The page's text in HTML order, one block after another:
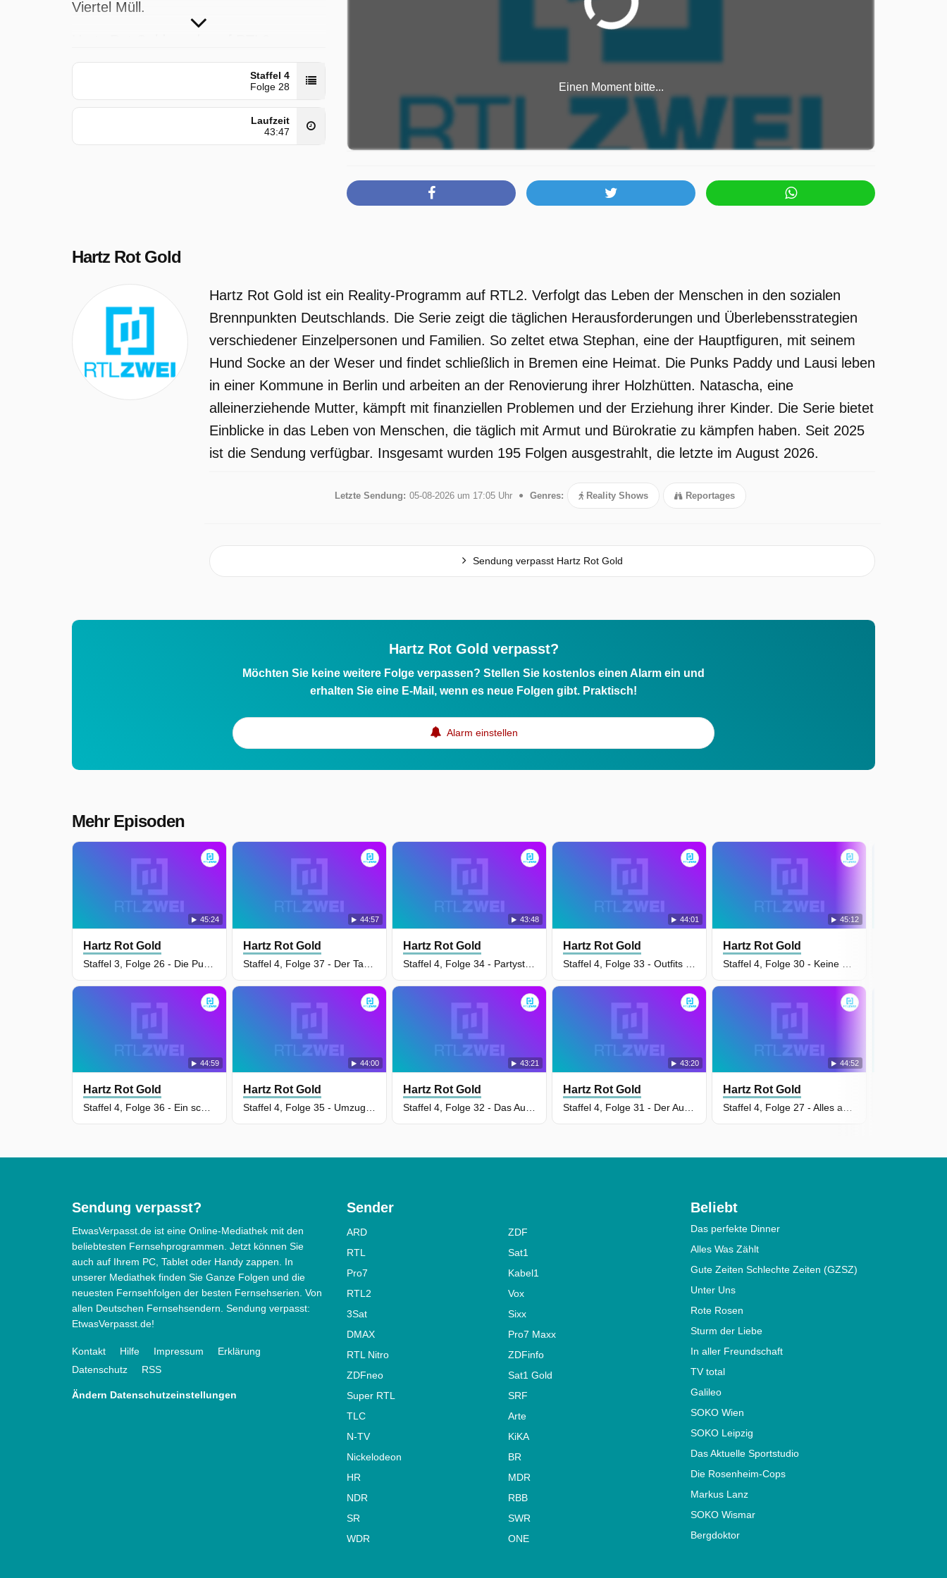
Viertel Müll.
ausgestrahlt am Freitag 8 Mai 2026,
17:05 Uhr. Diese Folge wurde zuerst am
Montag 10 November 2025 gepostet.
Staffel 4
Folge 28
Laufzeit
43:47
Einen Moment bitte...
Hartz Rot Gold
Hartz Rot Gold ist ein Reality-Programm auf RTL2. Verfolgt das Leben der Menschen in den sozialen
Brennpunkten Deutschlands. Die Serie zeigt die täglichen Herausforderungen und Überlebensstrategien
verschiedener Einzelpersonen und Familien. So zeltet etwa Stephan, eine der Hauptfiguren, mit seinem
Hund Socke an der Weser und findet schließlich in Bremen eine Heimat. Die Punks Paddy und Lausi leben
in einer Kommune in Berlin und arbeiten an der Renovierung ihrer Holzhütten. Natascha, eine
alleinerziehende Mutter, kämpft mit finanziellen Problemen und der Erziehung ihrer Kinder. Die Serie bietet
Einblicke in das Leben von Menschen, die täglich mit Armut und Bürokratie zu kämpfen haben. Seit 2025
ist die Sendung verfügbar. Insgesamt wurden 195 Folgen ausgestrahlt, die letzte im August 2026.
Letzte Sendung: 05-08-2026 um 17:05 Uhr Genres: Reality Shows Reportages
Sendung verpasst Hartz Rot Gold
Hartz Rot Gold verpasst?
Möchten Sie keine weitere Folge verpassen? Stellen Sie kostenlos einen Alarm ein und
erhalten Sie eine E-Mail, wenn es neue Folgen gibt. Praktisch!
Alarm einstellen
Mehr Episoden
45:24
Hartz Rot Gold
44:57
Hartz Rot Gold
44:59
Hartz Rot Gold
44:00
Hartz Rot Gold
43:48
Hartz Rot Gold
44:01
Hartz Rot Gold
43:21
Hartz Rot Gold
43:20
Hartz Rot Gold
45:12
Hartz Rot Gold
44:52
Hartz Rot Gold
Sendung verpasst?
EtwasVerpasst.de ist eine Online-Mediathek mit den
beliebtesten Fernsehprogrammen. Jetzt können Sie
auch auf Ihrem PC, Tablet oder Handy zappen. In
unserer Mediathek finden Sie Ganze Folgen und die
neuesten Fernsehfolgen der besten Fernsehserien. Von
allen Deutschen Fernsehsendern. Sendung verpasst:
EtwasVerpasst.de!
Kontakt Hilfe Impressum
Erklärung
Datenschutz
RSS
Ändern Datenschutzeinstellungen
Sender
ARD
ZDF
RTL
Sat1
Pro7
Kabel1
RTL2
Vox
3Sat
Sixx
DMAX
Pro7 Maxx
RTL Nitro
ZDFinfo
ZDFneo
Sat1 Gold
Super RTL
SRF
TLC
Arte
N-TV
KiKA
Nickelodeon
BR
HR
MDR
NDR
RBB
SR
SWR
WDR
ONE
Beliebt
Das perfekte Dinner
Alles Was Zählt
Gute Zeiten Schlechte Zeiten (GZSZ)
Unter Uns
Rote Rosen
Sturm der Liebe
In aller Freundschaft
TV total
Galileo
SOKO Wien
SOKO Leipzig
Das Aktuelle Sportstudio
Die Rosenheim-Cops
Markus Lanz
SOKO Wismar
Bergdoktor